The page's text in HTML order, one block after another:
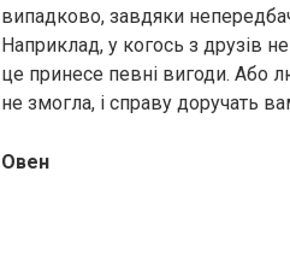
випадково, завдяки
Наприклад, у когось з друзів
це принесе певні вигоди. Або
не змогла, і справу доручать
Овен